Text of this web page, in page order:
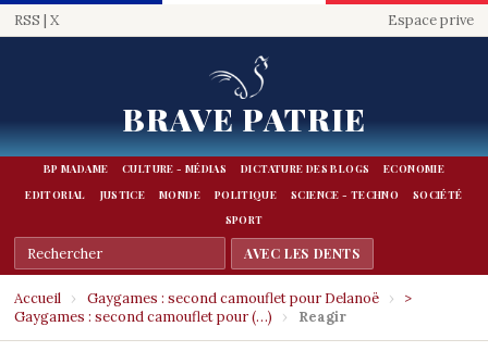
RSS | X Espace prive
BRAVE PATRIE
BP MADAME CULTURE - MÉDIAS DICTATURE DES BLOGS
ECONOMIE
EDITORIAL
JUSTICE MONDE POLITIQUE SCIENCE - TECHNO
SOCIÉTÉ
SPORT
Accueil › Gaygames : second camouflet pour Delanoë ›
>
Gaygames : second camouflet pour (…)
› Reagir